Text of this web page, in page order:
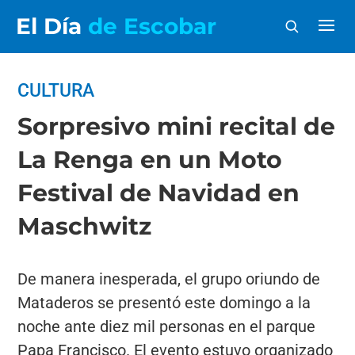
El Día de Escobar
CULTURA
Sorpresivo mini recital de
La Renga en un Moto
Festival de Navidad en
Maschwitz
De manera inesperada, el grupo oriundo de
Mataderos se presentó este domingo a la
noche ante diez mil personas en el parque
Papa Francisco. El evento estuvo organizado